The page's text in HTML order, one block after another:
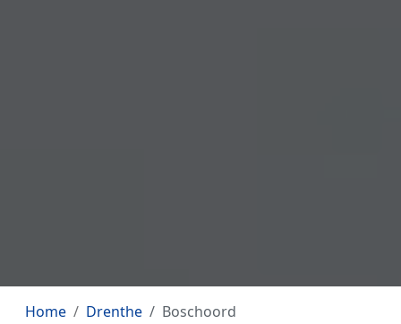
Home Drenthe Boschoord